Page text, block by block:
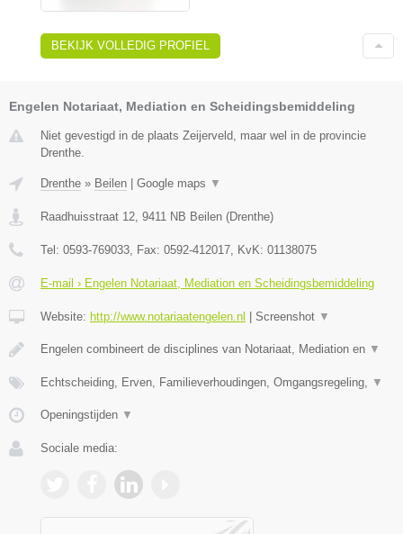
BEKIJK VOLLEDIG PROFIEL
Engelen Notariaat, Mediation en Scheidingsbemiddeling
Niet gevestigd in de plaats Zeijerveld, maar wel in de provincie
Drenthe.
Drenthe » Beilen Google maps ▼
Raadhuisstraat 12, 9411 NB Beilen (Drenthe)
Tel: 0593-769033, Fax: 0592-412017, KvK: 01138075
E-mail › Engelen Notariaat, Mediation en Scheidingsbemiddeling
Website: http://www.notariaatengelen.nl Screenshot ▼
Engelen combineert de disciplines van Notariaat, Mediation en ▼
Echtscheiding, Erven, Familieverhoudingen, Omgangsregeling, ▼
Openingstijden ▼
Sociale media: